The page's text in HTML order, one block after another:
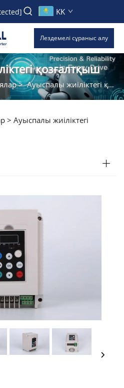
KK
Лездемелі сұраныс алу
қозғалтқыш
>Ауыспалы жиіліктегі қозғалтқыш
> Ауыспалы жиіліктегі